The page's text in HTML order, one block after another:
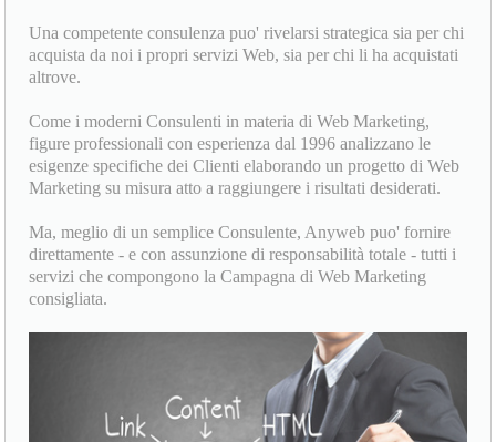
Una competente consulenza puo' rivelarsi strategica sia per chi
acquista da noi i propri servizi Web, sia per chi li ha acquistati
altrove.
Come i moderni Consulenti in materia di Web Marketing,
figure professionali con esperienza dal 1996 analizzano le
esigenze specifiche dei Clienti elaborando un progetto di Web
Marketing su misura atto a raggiungere i risultati desiderati.
Ma, meglio di un semplice Consulente, Anyweb puo' fornire
direttamente - e con assunzione di responsabilità totale - tutti i
servizi che compongono la Campagna di Web Marketing
consigliata.